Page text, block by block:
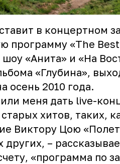
в концертном
программу «The
«Анита» и «На
«Глубина»,
осень 2010 года.
меня дать live-
хитов, таких,
Виктору Цою
других, –
«программа по